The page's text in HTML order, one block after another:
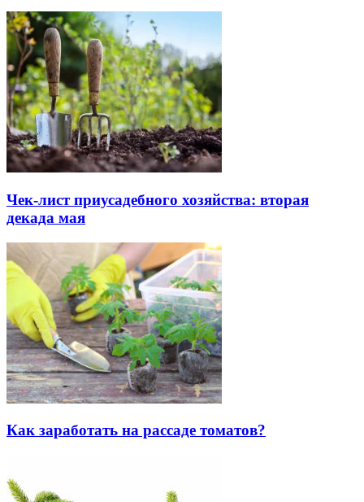
Чек-лист приусадебного хозяйства: вторая
декада мая
Как заработать на рассаде томатов?